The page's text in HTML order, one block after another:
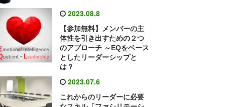
2023.08.8
【参加無料】メンバーの主
体性を引き出すための２つ
のアプローチ ～EQをベース
としたリーダーシップと
は？
2023.07.6
これからのリーダーに必要